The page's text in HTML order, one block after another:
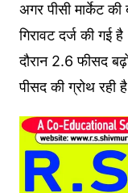
अगर पीसी मार्केट
गिरावट दर्ज की गई
दौरान 2.6 फीसद
पीसद की ग्रोथ रही